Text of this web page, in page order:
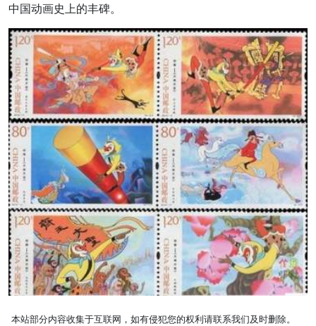
中国动画史上的丰碑。
本站部分内容收集于互联网，如有侵犯您的权利请联系我们及时删除。